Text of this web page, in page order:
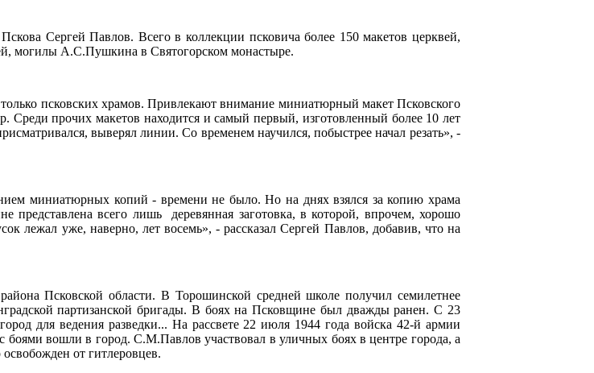
Сергей Павлов. Всего в коллекции псковича более 150 макетов церквей,
могилы А.С.Пушкина в Святогорском монастыре.
псковских храмов. Привлекают внимание миниатюрный макет Псковского
прочих макетов находится и самый первый, изготовленный более 10 лет
выверял линии. Со временем научился, побыстрее начал резать», -
миниатюрных копий - времени не было. Но на днях взялся за копию храма
представлена всего лишь деревянная заготовка, в которой, впрочем, хорошо
лежал уже, наверно, лет восемь», - рассказал Сергей Павлов, добавив, что на
Псковской области. В Торошинской средней школе получил семилетнее
партизанской бригады. В боях на Псковщине был дважды ранен. С 23
для ведения разведки... На рассвете 22 июля 1944 года войска 42-й армии
боями вошли в город. С.М.Павлов участвовал в уличных боях в центре города, а
от гитлеровцев.